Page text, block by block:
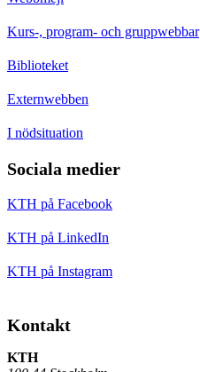
Kurs-, program- och gruppwebbar
Biblioteket
Externwebben
I nödsituation
Sociala medier
KTH på Facebook
KTH på LinkedIn
KTH på Instagram
Kontakt
KTH